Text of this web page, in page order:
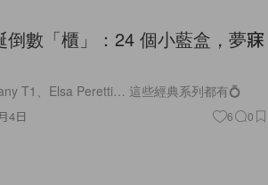
倒數「櫃」：24 個小藍盒，夢寐
T1、Elsa Peretti… 這些經典系列都有💍
4日 6 0